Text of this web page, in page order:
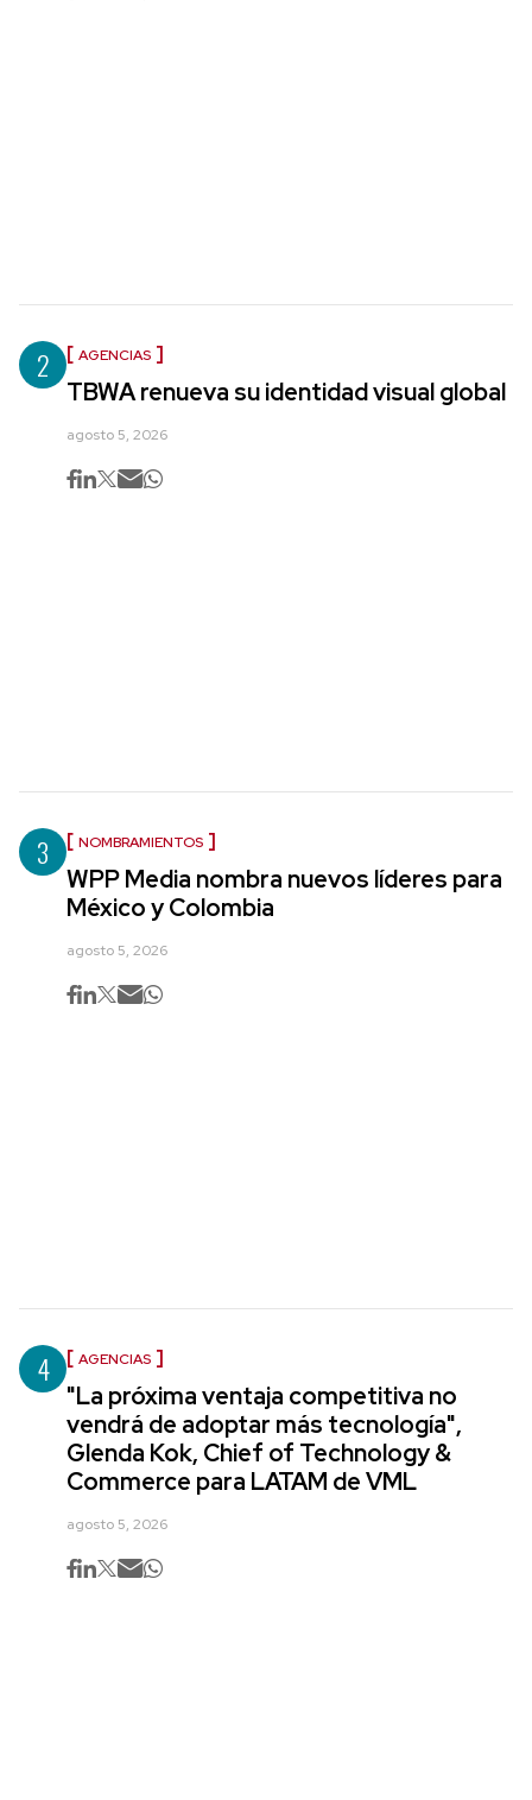
2 AGENCIAS
TBWA renueva su identidad visual global
agosto 5, 2026
3 NOMBRAMIENTOS
WPP Media nombra nuevos líderes para
México y Colombia
agosto 5, 2026
4 AGENCIAS
"La próxima ventaja competitiva no
vendrá de adoptar más tecnología",
Glenda Kok, Chief of Technology &
Commerce para LATAM de VML
agosto 5, 2026